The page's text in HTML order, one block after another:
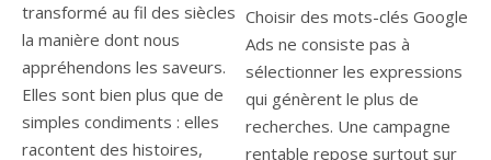
transformé au fil des siècles
la manière dont nous
appréhendons les saveurs.
Elles sont bien plus que de
simples condiments : elles
racontent des histoires,
Choisir des mots-clés Google
Ads ne consiste pas à
sélectionner les expressions
qui génèrent le plus de
recherches. Une campagne
rentable repose surtout sur